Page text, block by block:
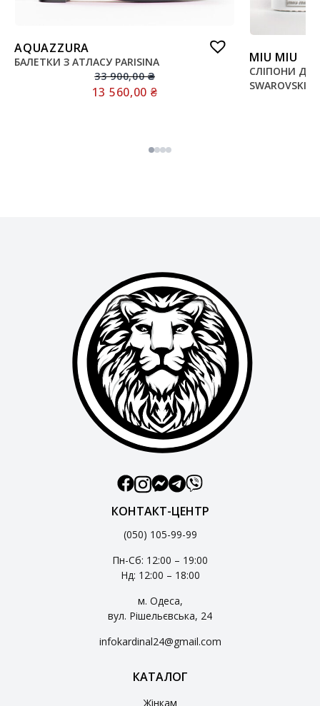
AQUAZZURA
БАЛЕТКИ З АТЛАСУ PARISINA
33 900,00₴
13 560,00 ₴
MIU MIU
СЛІПОНИ
SWAROVSKI
КОНТАКТ-ЦЕНТР
(050) 105-99-99
Пн-Сб: 12:00 – 19:00
Нд: 12:00 – 18:00
м. Одеса,
вул. Рішельєвська, 24
infokardinal24@gmail.com
КАТАЛОГ
Жінкам